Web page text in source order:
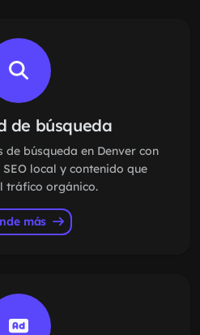
de búsqueda
búsqueda en Denver con
local y contenido que
tráfico orgánico.
más